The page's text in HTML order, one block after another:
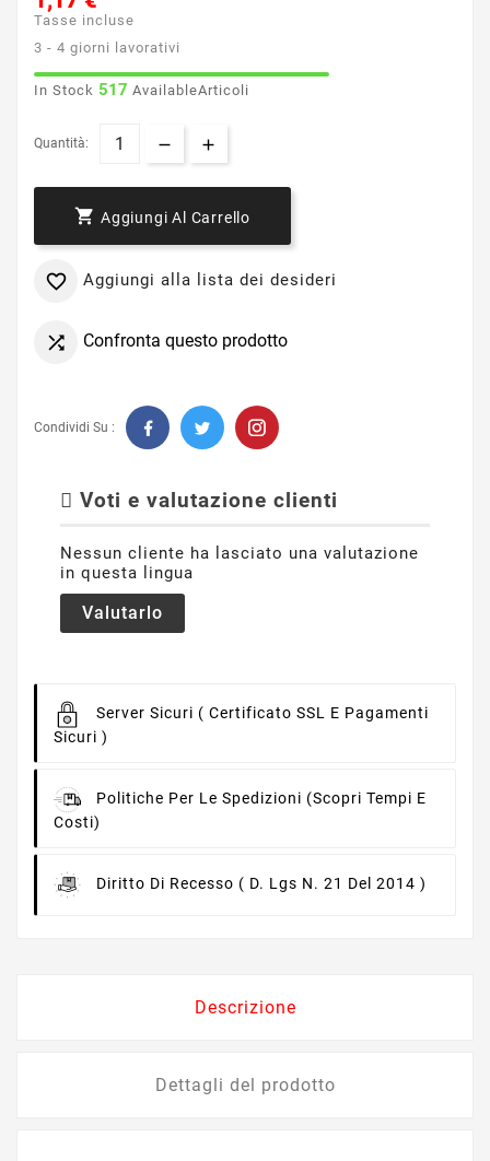
Tasse incluse
3 - 4 giorni lavorativi
In Stock 517 AvailableArticoli
Quantità:
 Aggiungi Al Carrello
 Aggiungi alla lista dei desideri
 Confronta questo prodotto
Condividi Su :
Voti e valutazione clienti
Nessun cliente ha lasciato una valutazione
in questa lingua
Valutarlo
Server Sicuri ( Certificato SSL E Pagamenti
Sicuri )
Politiche Per Le Spedizioni (scopri Tempi E
Costi)
Diritto Di Recesso ( D. Lgs N. 21 Del 2014 )
Descrizione
Dettagli del prodotto